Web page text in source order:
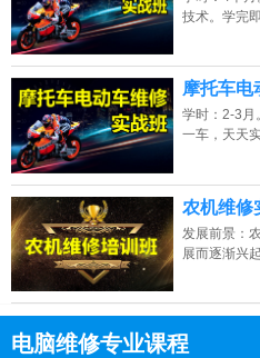
技术。学完
摩托车电
学时：2-3月
一车，天天
农机维修
发展前景：
展而逐渐兴
电脑维修专业课程